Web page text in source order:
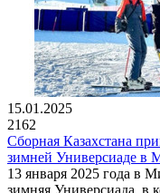
15.01.2025
2162
Сборная Казахстана
зимней Универсиаде в
13 января 2025 года в
зимняя Универсиада, в